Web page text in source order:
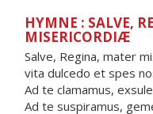
HYMNE : SALVE,
MISERICORDIÆ
Salve, Regina, mater
vita dulcedo et spes
Ad te clamamus,
Ad te suspiramus,